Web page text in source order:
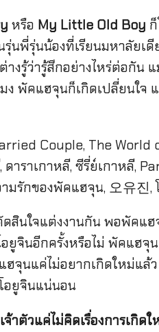
หรือ My Little Old Boy
นพี่รุ่นน้องที่เรียนมหาลัยเ
งรู้ว่ารู้สึกอย่างไหร่ต่อกัน
พัคแฮจุนก็เกิดเปลี่ยนใจ
นใจแต่งงานกัน พอพัคแฮ
จินอีกครั้งหรือไม่ พัคแฮจุ
ฮจุนแค่ไม่อยากเกิดใหม่
อยูจินแน่นอน
ตัวแค่ไม่คิดเรื่องการเกิ